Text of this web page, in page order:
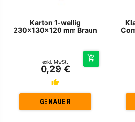
Karton 1-wellig
230x130x120 mm Braun
exkl. MwSt.
0,29 €
GENAUER